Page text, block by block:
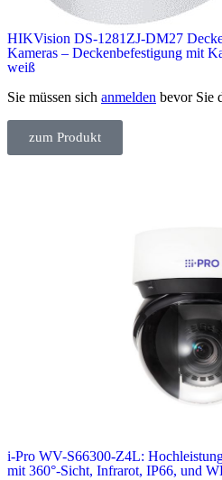
HIKVision DS-1281ZJ-DM27
Kameras – Deckenbefestigung mit
weiß
Sie müssen sich anmelden bevor Sie
zum Produkt
i-Pro WV-S66300-Z4L:
mit 360°-Sicht, Infrarot, IP66, und